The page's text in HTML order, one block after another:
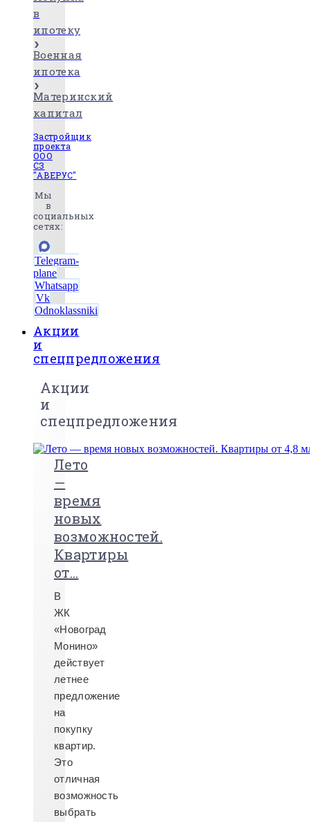
в
ипотеку
Военная
ипотека
Материнский
капитал
Застройщик
проекта
ООО
СЗ
"АВЕРУС"
Мы
в
социальных
сетях:
Telegram-
plane
Whatsapp
Vk
Odnoklassniki
Акции
и
спецпредложения
Акции
и
спецпредложения
Лето
—
время
новых
возможностей.
Квартиры
от...
В
ЖК
«Новоград
Монино»
действует
летнее
предложение
на
покупку
квартир.
Это
отличная
возможность
выбрать